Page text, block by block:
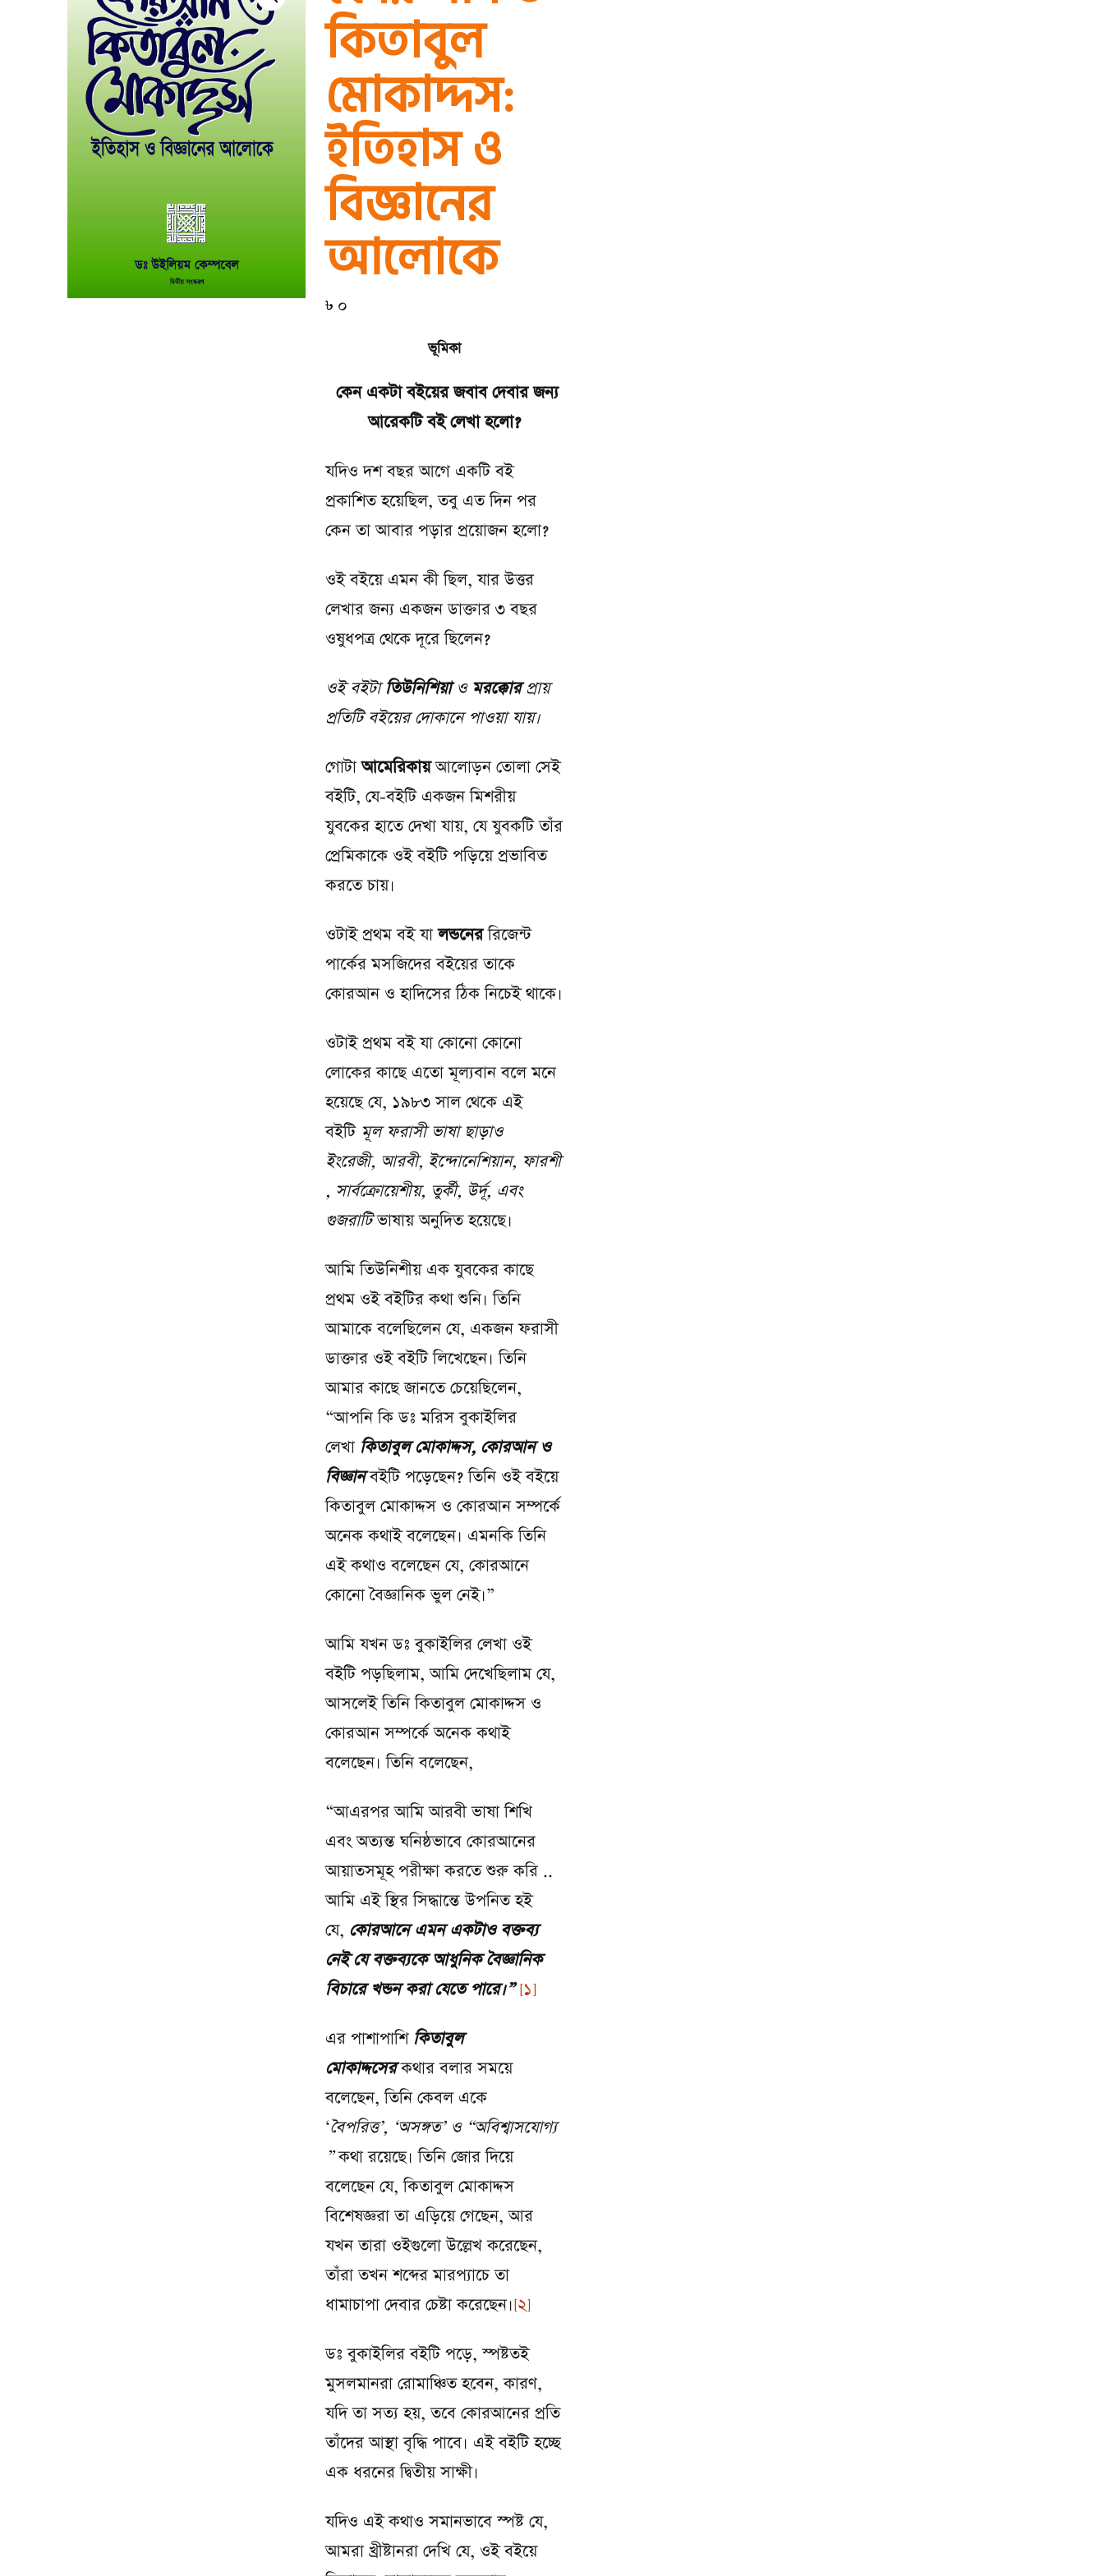
কিতাবুল
মোকাদ্দস:
ইতিহাস ও
বিজ্ঞানের
আলোকে
৳ 0
ভূমিকা
কেন একটা বইয়ের জবাব দেবার জন্য
আরেকটি বই লেখা হলো?
যদিও দশ বছর আগে একটি বই
প্রকাশিত হয়েছিল, তবু এত দিন পর
কেন তা আবার পড়ার প্রয়োজন হলো?
ওই বইয়ে এমন কী ছিল, যার উত্তর
লেখার জন্য একজন ডাক্তার ৩ বছর
ওষুধপত্র থেকে দূরে ছিলেন?
ওই বইটাতিউনিশিয়াও মরক্কোরপ্রায়
প্রতিটি বইয়ের দোকানে পাওয়া যায়।
গোটাআমেরিকায়আলোড়ন তোলা সেই
বইটি, যে-বইটি একজন মিশরীয়
যুবকের হাতে দেখা যায়, যে যুবকটি তাঁর
প্রেমিকাকে ওই বইটি পড়িয়ে প্রভাবিত
করতে চায়।
ওটাই প্রথম বই যালন্ডনেররিজেন্ট
পার্কের মসজিদের বইয়ের তাকে
কোরআন ও হাদিসের ঠিক নিচেই থাকে।
ওটাই প্রথম বই যা কোনো কোনো
লোকের কাছে এতো মূল্যবান বলে মনে
হয়েছে যে, ১৯৮৩ সাল থেকে এই
বইটি মূল ফরাসী ভাষা ছাড়াও
ইংরেজী, আরবী, ইন্দোনেশিয়ান, ফারশী
, সার্বক্রোয়েশীয়, তুর্কী, উর্দূ, এবং
গুজরাটিভাষায় অনুদিত হয়েছে।
আমি তিউনিশীয় এক যুবকের কাছে
প্রথম ওই বইটির কথা শুনি। তিনি
আমাকে বলেছিলেন যে, একজন ফরাসী
ডাক্তার ওই বইটি লিখেছেন। তিনি
আমার কাছে জানতে চেয়েছিলেন,
“আপনি কি ডঃ মরিস বুকাইলির
লেখা কিতাবুল মোকাদ্দস, কোরআন ও
বিজ্ঞানবইটি পড়েছেন? তিনি ওই বইয়ে
কিতাবুল মোকাদ্দস ও কোরআন সম্পর্কে
অনেক কথাই বলেছেন। এমনকি তিনি
এই কথাও বলেছেন যে, কোরআনে
কোনো বৈজ্ঞানিক ভুল নেই।”
আমি যখন ডঃ বুকাইলির লেখা ওই
বইটি পড়ছিলাম, আমি দেখেছিলাম যে,
আসলেই তিনি কিতাবুল মোকাদ্দস ও
কোরআন সম্পর্কে অনেক কথাই
বলেছেন। তিনি বলেছেন,
“আএরপর আমি আরবী ভাষা শিখি
এবং অত্যন্ত ঘনিষ্ঠভাবে কোরআনের
আয়াতসমূহ পরীক্ষা করতে শুরু করি ..
আমি এই স্থির সিদ্ধান্তে উপনিত হই
যে, কোরআনে এমন একটাও বক্তব্য
নেই যে বক্তব্যকে আধুনিক বৈজ্ঞানিক
বিচারে খন্ডন করা যেতে পারে।” [1]
এর পাশাপাশি কিতাবুল
মোকাদ্দসেরকথার বলার সময়ে
বলেছেন, তিনি কেবল একে
‘বৈপরিত্ত’, ‘অসঙ্গত’ ও“অবিশ্বাসযোগ্য
”কথা রয়েছে। তিনি জোর দিয়ে
বলেছেন যে, কিতাবুল মোকাদ্দস
বিশেষজ্ঞরা তা এড়িয়ে গেছেন, আর
যখন তারা ওইগুলো উল্লেখ করেছেন,
তাঁরা তখন শব্দের মারপ্যাচে তা
ধামাচাপা দেবার চেষ্টা করেছেন।[2]
ডঃ বুকাইলির বইটি পড়ে, স্পষ্টতই
মুসলমানরা রোমাঞ্চিত হবেন, কারণ,
যদি তা সত্য হয়, তবে কোরআনের প্রতি
তাঁদের আস্থা বৃদ্ধি পাবে। এই বইটি হচ্ছে
এক ধরনের দ্বিতীয় সাক্ষী।
যদিও এই কথাও সমানভাবে স্পষ্ট যে,
আমরা খ্রীষ্টানরা দেখি যে, ওই বইয়ে